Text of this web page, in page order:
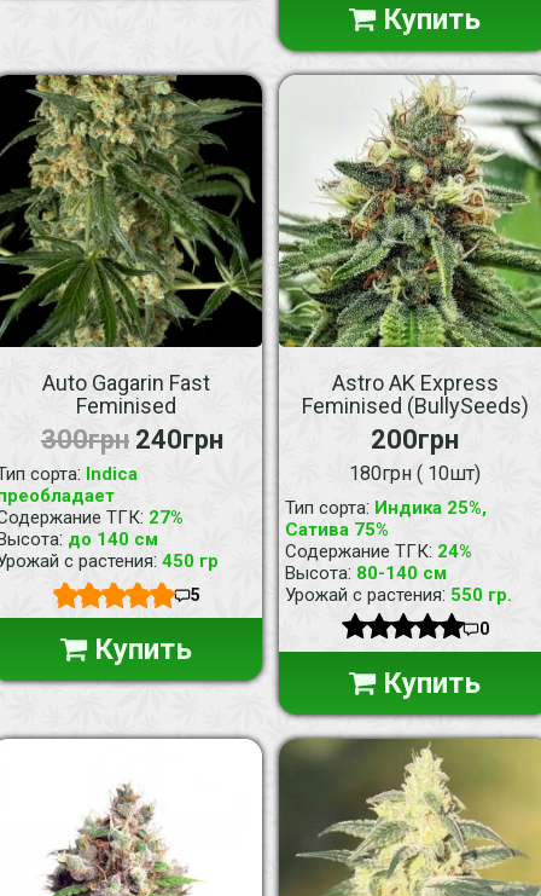
Купить
Auto Gagarin Fast
Feminised
300грн 240грн
сорта: Indica
ТГК: 27%
: до 140 см
с растения: 450 гр
5
Купить
Astro AK Express
Feminised (BullySeeds)
200грн
180грн ( 10шт)
Тип сорта: Индика 25%,
Сатива 75%
Содержание ТГК: 24%
Высота: 80-140 см
Урожай с растения: 550 гр.
0
Купить